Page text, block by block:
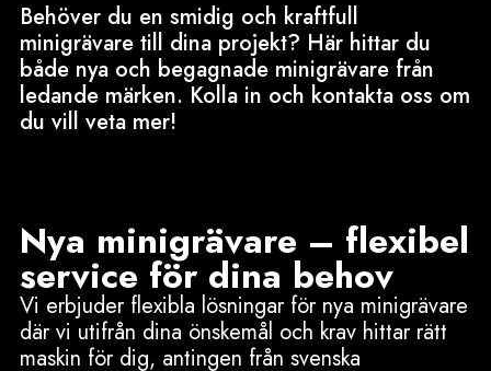
Behöver du en smidig och kraftfull
minigrävare till dina projekt? Här hittar du
både nya och begagnade minigrävare från
ledande märken. Kolla in och kontakta oss om
du vill veta mer!
Nya minigrävare – flexibel
service för dina behov
Vi erbjuder flexibla lösningar för nya minigrävare
där vi utifrån dina önskemål och krav hittar rätt
maskin för dig, antingen från svenska